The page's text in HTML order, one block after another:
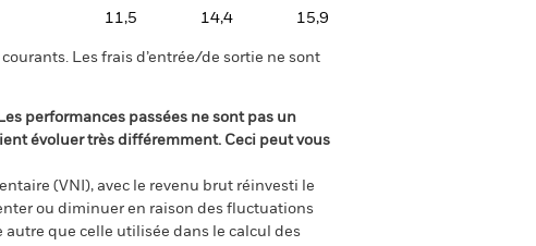
11,5 14,4 15,9
Les frais d’entrée/de sortie ne sont
Les performances passées ne sont pas un
évoluer très différemment. Ceci peut vous
(VNI), avec le revenu brut réinvesti le
ou diminuer en raison des fluctuations
que celle utilisée dans le calcul des